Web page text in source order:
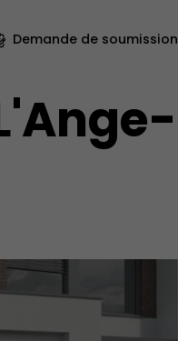
Demande de soumission